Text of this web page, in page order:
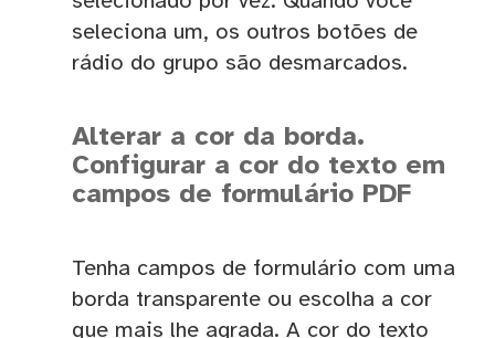
seleciona um, os outros botões de
rádio do grupo são desmarcados.
Alterar a cor da borda.
Configurar a cor do texto em
campos de formulário PDF
Tenha campos de formulário com uma
borda transparente ou escolha a cor
que mais lhe agrada. A cor do texto